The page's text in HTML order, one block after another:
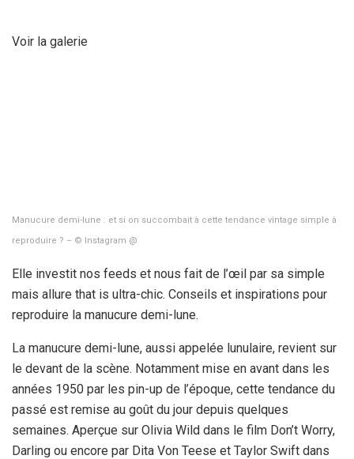
Voir la galerie
Manucure demi-lune : et si on succombait à cette tendance vintage simple à
reproduire ? – © Instagram @
Elle investit nos feeds et nous fait de l’œil par sa simple
mais allure that is ultra-chic. Conseils et inspirations pour
reproduire la manucure demi-lune.
La manucure demi-lune, aussi appelée lunulaire, revient sur
le devant de la scène. Notamment mise en avant dans les
années 1950 par les pin-up de l’époque, cette tendance du
passé est remise au goût du jour depuis quelques
semaines. Aperçue sur Olivia Wild dans le film Don’t Worry,
Darling ou encore par Dita Von Teese et Taylor Swift dans